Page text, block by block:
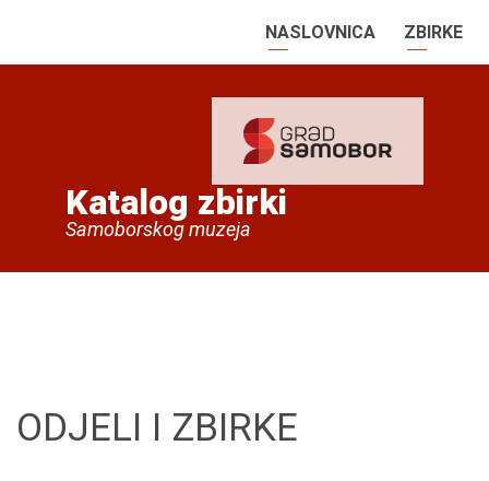
NASLOVNICA ZBIRKE
Katalog zbirki
Samoborskog muzeja
ODJELI I ZBIRKE